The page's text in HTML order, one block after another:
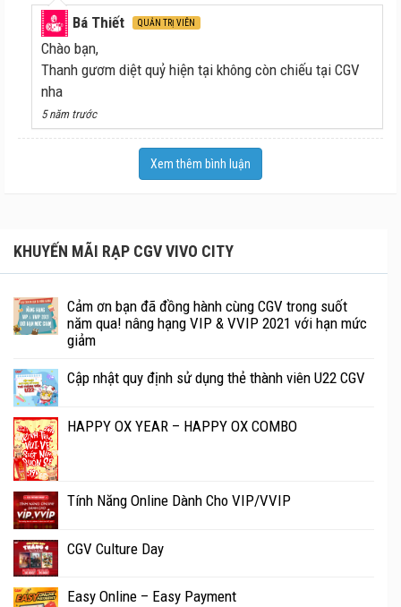
Bá Thiết QUẢN TRỊ VIÊN
Chào bạn,
Thanh gươm diệt quỷ hiện tại không còn chiếu tại CGV
nha
5 năm trước
Xem thêm bình luận
KHUYẾN MÃI RẠP CGV VIVO CITY
Cảm ơn bạn đã đồng hành cùng CGV trong suốt
năm qua! nâng hạng VIP & VVIP 2021 với hạn mức
giảm
Cập nhật quy định sử dụng thẻ thành viên U22 CGV
HAPPY OX YEAR – HAPPY OX COMBO
Tính Năng Online Dành Cho VIP/VVIP
CGV Culture Day
Easy Online – Easy Payment